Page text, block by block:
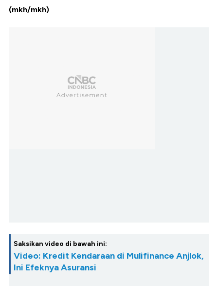
(mkh/mkh)
Saksikan video di bawah ini:
Video: Kredit Kendaraan di Mulifinance Anjlok,
Ini Efeknya Asuransi